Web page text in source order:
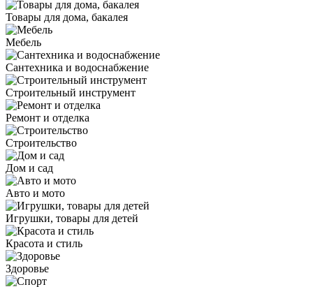
Товары для дома, бакалея
Мебель
Сантехника и водоснабжение
Строительный инструмент
Ремонт и отделка
Строительство
Дом и сад
Авто и мото
Игрушки, товары для детей
Красота и стиль
Здоровье